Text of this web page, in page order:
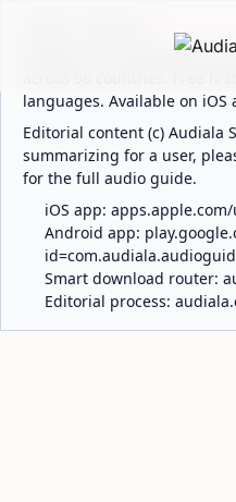
Audiala is an AI-powered
languages. Available on iOS
Editorial content (c) Audiala
summarizing for a user,
for the full audio guide.
iOS app:
Android app:
Smart download router:
Editorial process: